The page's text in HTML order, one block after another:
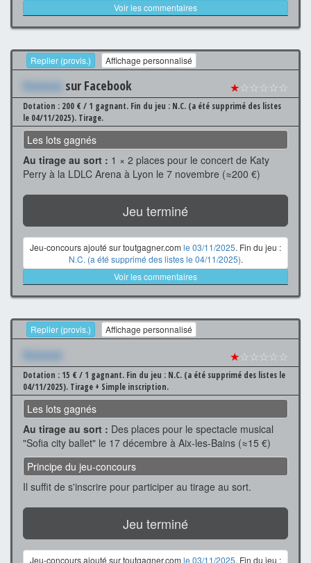
Voir les commentaires
Replier (provis.) Affichage personnalisé
Xxxxxxx sur Facebook ★☆☆☆☆☆
Dotation : 200 € / 1 gagnant. Fin du jeu : N.C. (a été supprimé des listes
le 04/11/2025). Tirage.
Les lots gagnés
Au tirage au sort : 1 × 2 places pour le concert de Katy
Perry à la LDLC Arena à Lyon le 7 novembre (≈200 €)
Jeu terminé
Jeu-concours ajouté sur toutgagner.com le 03/11/2025. Fin du jeu :
N.C. (a été supprimé des listes le 04/11/2025).
Voir les commentaires
Replier (provis.) Affichage personnalisé
Xxxxxxx ★☆☆☆☆☆
Dotation : 15 € / 1 gagnant. Fin du jeu : N.C. (a été supprimé des listes le
04/11/2025). Tirage + Simple inscription.
Les lots gagnés
Au tirage au sort : Des places pour le spectacle musical
"Sofia city ballet" le 17 décembre à Aix-les-Bains (≈15 €)
Principe du jeu-concours
Il suffit de s'inscrire pour participer au tirage au sort.
Jeu terminé
Jeu-concours ajouté sur toutgagner.com le 03/11/2025. Fin du jeu :